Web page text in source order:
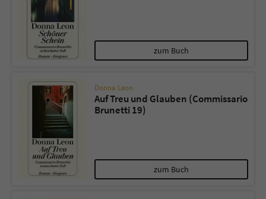
zum Buch
Donna Leon
Auf Treu und Glauben (Commissario
Brunetti 19)
zum Buch